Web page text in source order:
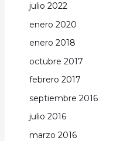
julio 2022
enero 2020
enero 2018
octubre 2017
febrero 2017
septiembre 2016
julio 2016
marzo 2016